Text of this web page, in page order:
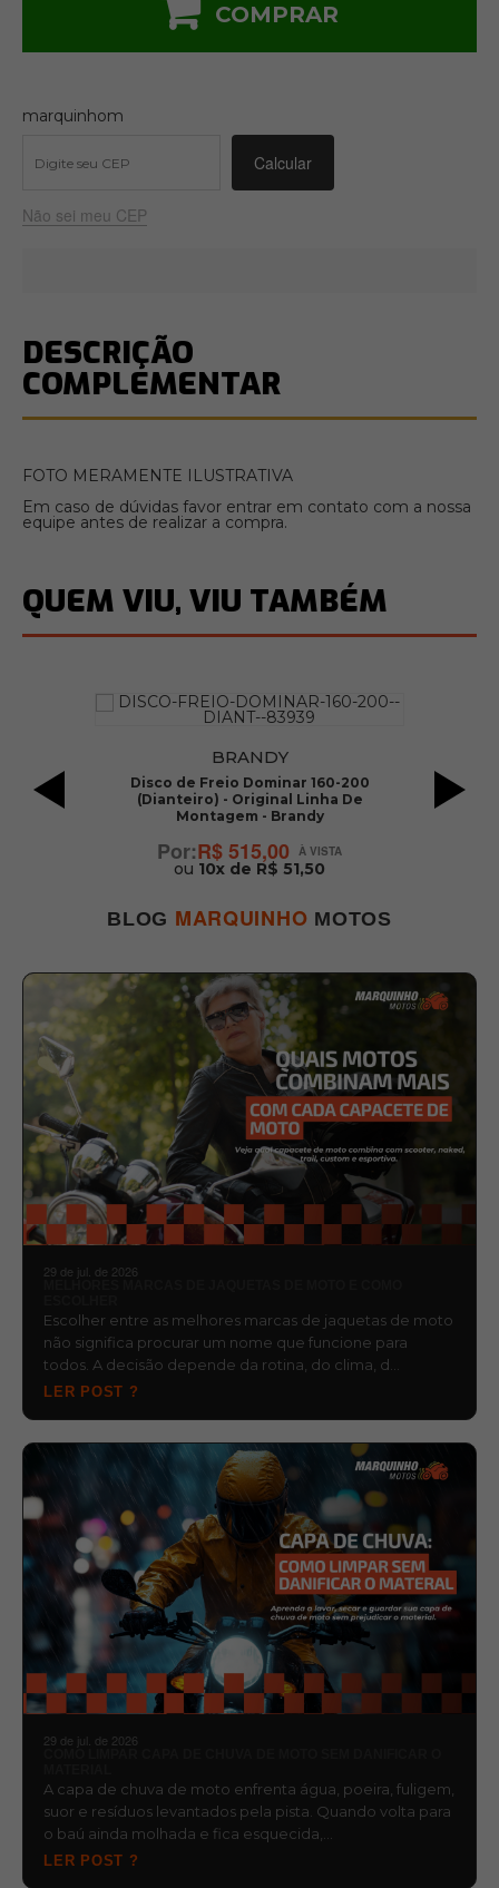
COMPRAR
marquinhom
Não sei meu CEP
DESCRIÇÃO
COMPLEMENTAR
FOTO MERAMENTE ILUSTRATIVA
Em caso de dúvidas favor entrar em contato com a nossa
equipe antes de realizar a compra.
QUEM VIU, VIU TAMBÉM
BRANDY
Disco de Freio Dominar 160-200
(Dianteiro) - Original Linha De
Montagem - Brandy
R$ 515,00
ou 10x de R$ 51,50
BLOG MARQUINHO MOTOS
29 de jul. de 2026
Escolher entre as melhores marcas de jaquetas de moto
não significa procurar um nome que funcione para
todos. A decisão depende da rotina, do clima, d…
LER POST ?
29 de jul. de 2026
A capa de chuva de moto enfrenta água, poeira, fuligem,
suor e resíduos levantados pela pista. Quando volta para
o baú ainda molhada e fica esquecida,…
LER POST ?